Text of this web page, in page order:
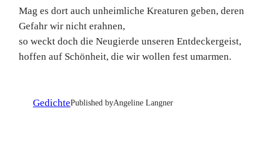
Mag es dort auch unheimliche Kreaturen geben, deren
Gefahr wir nicht erahnen,
so weckt doch die Neugierde unseren Entdeckergeist,
hoffen auf Schönheit, die wir wollen fest umarmen.
GedichtePublished byAngeline Langner